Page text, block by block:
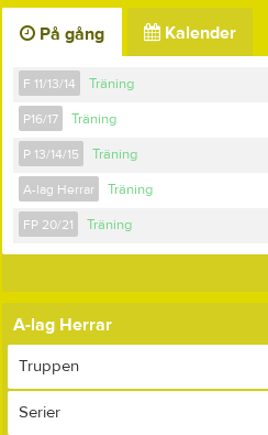
På gång Kalender
F 11/13/14 Träning
P16/17 Träning
P 13/14/15 Träning
A-lag Herrar Träning
FP 20/21 Träning
A-lag Herrar
Truppen
Serier